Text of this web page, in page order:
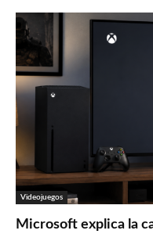
Videojuegos
Microsoft explica la